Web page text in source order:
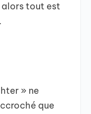
tout est
» ne
que